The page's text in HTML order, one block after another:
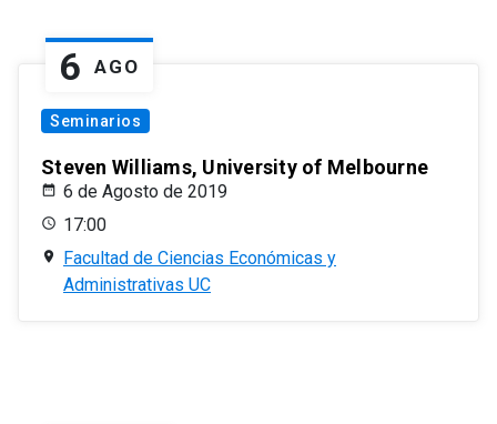
6 AGO
Seminarios
Steven Williams, University of Melbourne
6 de Agosto de 2019
17:00
Facultad de Ciencias Económicas y
Administrativas UC